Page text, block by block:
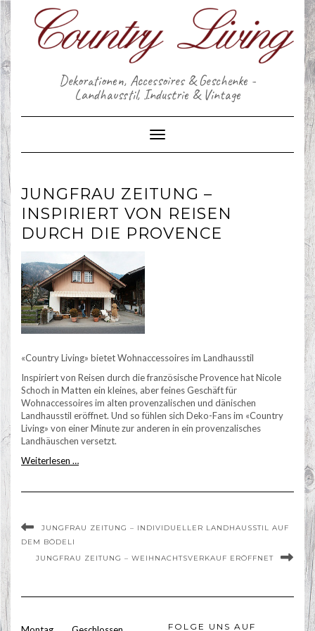
Skip
to
content
Dekorationen, Accessoires & Geschenke -
Landhausstil, Industrie & Vintage
Toggle Navigation
JUNGFRAU ZEITUNG –
INSPIRIERT VON REISEN
DURCH DIE PROVENCE
«Country Living» bietet Wohnaccessoires im Landhausstil
Inspiriert von Reisen durch die französische Provence hat Nicole
Schoch in Matten ein kleines, aber feines Geschäft für
Wohnaccessoires im alten provenzalischen und dänischen
Landhausstil eröffnet. Und so fühlen sich Deko-Fans im «Country
Living» von einer Minute zur anderen in ein provenzalisches
Landhäuschen versetzt.
Weiterlesen …
JUNGFRAU ZEITUNG – INDIVIDUELLER LANDHAUSSTIL AUF
DEM BÖDELI
JUNGFRAU ZEITUNG – WEIHNACHTSVERKAUF ERÖFFNET
FOLGE UNS AUF